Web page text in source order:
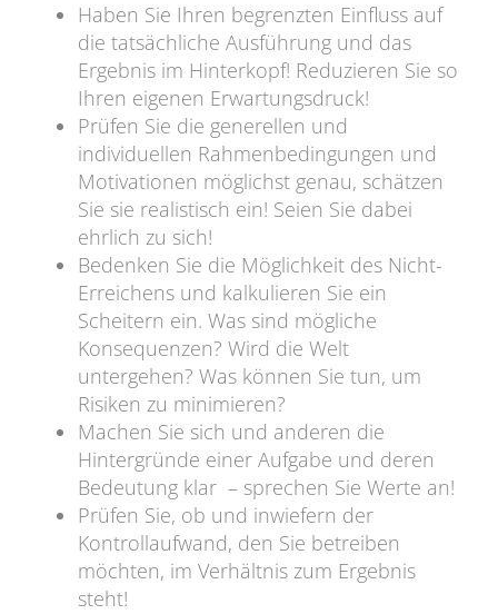
Haben Sie Ihren begrenzten Einfluss auf
die tatsächliche Ausführung und das
Ergebnis im Hinterkopf! Reduzieren Sie so
Ihren eigenen Erwartungsdruck!
Prüfen Sie die generellen und
individuellen Rahmenbedingungen und
Motivationen möglichst genau, schätzen
Sie sie realistisch ein! Seien Sie dabei
ehrlich zu sich!
Bedenken Sie die Möglichkeit des Nicht-
Erreichens und kalkulieren Sie ein
Scheitern ein. Was sind mögliche
Konsequenzen? Wird die Welt
untergehen? Was können Sie tun, um
Risiken zu minimieren?
Machen Sie sich und anderen die
Hintergründe einer Aufgabe und deren
Bedeutung klar – sprechen Sie Werte an!
Prüfen Sie, ob und inwiefern der
Kontrollaufwand, den Sie betreiben
möchten, im Verhältnis zum Ergebnis
steht!